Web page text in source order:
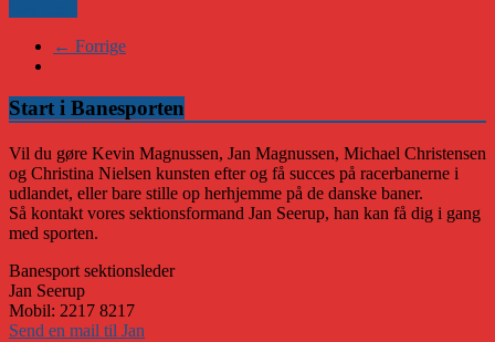
← Forrige
Start i Banesporten
Vil du gøre Kevin Magnussen, Jan Magnussen, Michael Christensen
og Christina Nielsen kunsten efter og få succes på racerbanerne i
udlandet, eller bare stille op herhjemme på de danske baner.
Så kontakt vores sektionsformand Jan Seerup, han kan få dig i gang
med sporten.
Banesport sektionsleder
Jan Seerup
Mobil: 2217 8217
Send en mail til Jan